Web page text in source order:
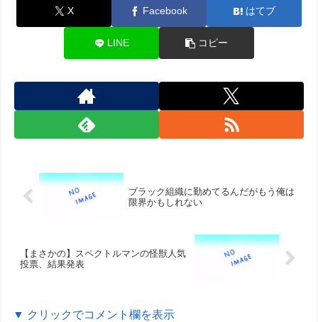
X Facebook はてブ
LINE コピー
ブラック組織に勤めてるんだがもう俺は
限界かもしれない
【まさかの】スペクトルマンの怪獣人気
投票、結果発表
▼ クリックでコメント欄を表示